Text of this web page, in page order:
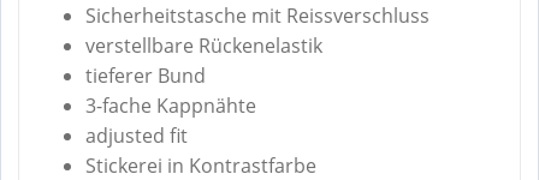
Sicherheitstasche mit Reissverschluss
verstellbare Rückenelastik
tieferer Bund
3-fache Kappnähte
adjusted fit
Stickerei in Kontrastfarbe